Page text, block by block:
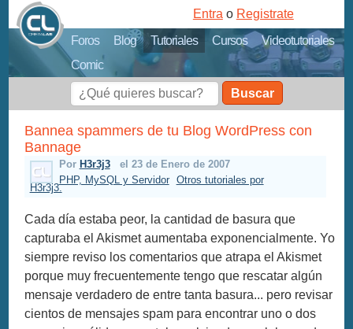
Foros Blog Tutoriales Cursos
Videotutoriales
Comic
Entra o Registrate
Buscar
Bannea spammers de tu Blog WordPress con
Bannage
Por H3r3j3
el 23 de Enero de 2007
PHP, MySQL y Servidor
Otros tutoriales por
H3r3j3.
Cada día estaba peor, la cantidad de basura que
capturaba el Akismet aumentaba exponencialmente. Yo
siempre reviso los comentarios que atrapa el Akismet
porque muy frecuentemente tengo que rescatar algún
mensaje verdadero de entre tanta basura... pero revisar
cientos de mensajes spam para encontrar uno o dos